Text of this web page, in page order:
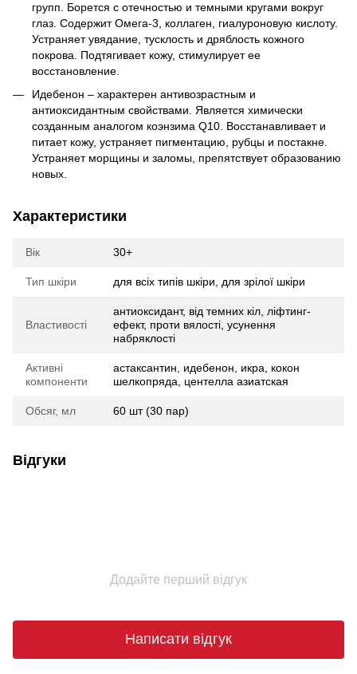
групп. Борется с отечностью и темными кругами вокруг
глаз. Содержит Омега-3, коллаген, гиалуроновую кислоту.
Устраняет увядание, тусклость и дряблость кожного
покрова. Подтягивает кожу, стимулирует ее
восстановление.
Идебенон – характерен антивозрастным и
антиоксидантным свойствами. Является химически
созданным аналогом коэнзима Q10. Восстанавливает и
питает кожу, устраняет пигментацию, рубцы и постакне.
Устраняет морщины и заломы, препятствует образованию
новых.
Характеристики
Вік 30+
Тип шкіри для всіх типів шкіри, для зрілої шкіри
Властивості
антиоксидант, від темних кіл, ліфтинг-
ефект, проти вялості, усунення
набряклості
Активні
компоненти
астаксантин, идебенон, икра, кокон
шелкопряда, центелла азиатская
Обсяг, мл 60 шт (30 пар)
Відгуки
Додайте перший відгук
Написати відгук